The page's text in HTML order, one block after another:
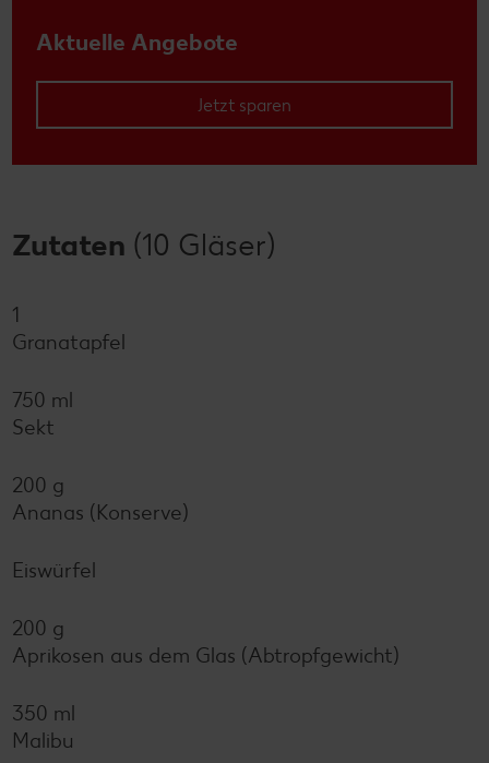
Aktuelle Angebote
Jetzt sparen
Zutaten (10 Gläser)
1
Granatapfel
750 ml
Sekt
200 g
Ananas (Konserve)
Eiswürfel
200 g
Aprikosen aus dem Glas (Abtropfgewicht)
350 ml
Malibu